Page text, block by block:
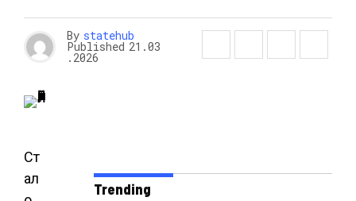
By statehub
Published 21.03
.2026
Ст
ал
Trending